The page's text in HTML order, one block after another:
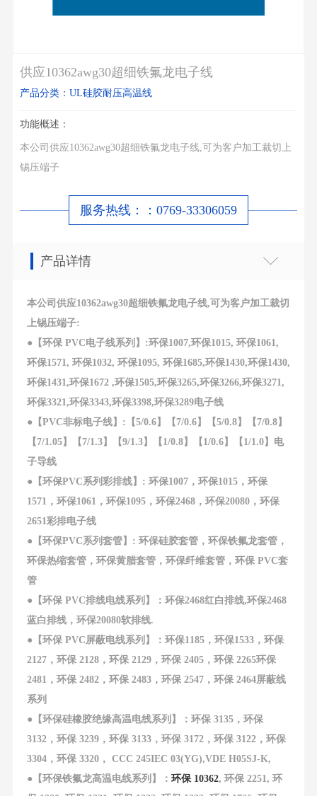
供应10362awg30超细铁氟龙电子线
产品分类：UL硅胶耐压高温线
功能概述：
本公司供应10362awg30超细铁氟龙电子线,可为客户加工裁切上
锡压端子
服务热线：：0769-33306059
产品详情
本公司供应10362awg30超细铁氟龙电子线,可为客户加工裁切
上锡压端子:
● 【环保 PVC电子线系列】:环保1007,环保1015, 环保1061,
环保1571, 环保1032, 环保1095, 环保1685,环保1430,环保1430,
环保1431,环保1672 ,环保1505,环保3265,环保3266,环保3271,
环保3321,环保3343,环保3398,环保3289电子线
● 【PVC非标电子线】:【5/0.6】【7/0.6】【5/0.8】【7/0.8】
【7/1.05】【7/1.3】【9/1.3】【1/0.8】【1/0.6】【1/1.0】电
子导线
● 【环保PVC系列彩排线】: 环保1007，环保1015，环保
1571，环保1061，环保1095，环保2468，环保20080，环保
2651彩排电子线
● 【环保PVC系列套管】: 环保硅胶套管，环保铁氟龙套管，
环保热缩套管，环保黄腊套管，环保纤维套管，环保 PVC套
管
● 【环保 PVC排线电线系列】：环保2468红白排线,环保2468
蓝白排线，环保20080软排线.
● 【环保 PVC屏蔽电线系列】：环保1185，环保1533，环保
2127，环保 2128，环保 2129，环保 2405，环保 2265环保
2481，环保 2482，环保 2483，环保 2547，环保 2464屏蔽线
系列
● 【环保硅橡胶绝缘高温电线系列】：环保 3135，环保
3132，环保 3239，环保 3133，环保 3172，环保 3122，环保
3304，环保 3320， CCC 245IEC 03(YG),VDE H05SJ-K,
● 【环保铁氟龙高温电线系列】： 环保 10362, 环保 2251, 环